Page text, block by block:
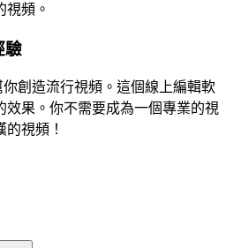
視頻。
驗
創造流行視頻。這個線上編輯軟
效果。你不需要成為一個專業的視
視頻！